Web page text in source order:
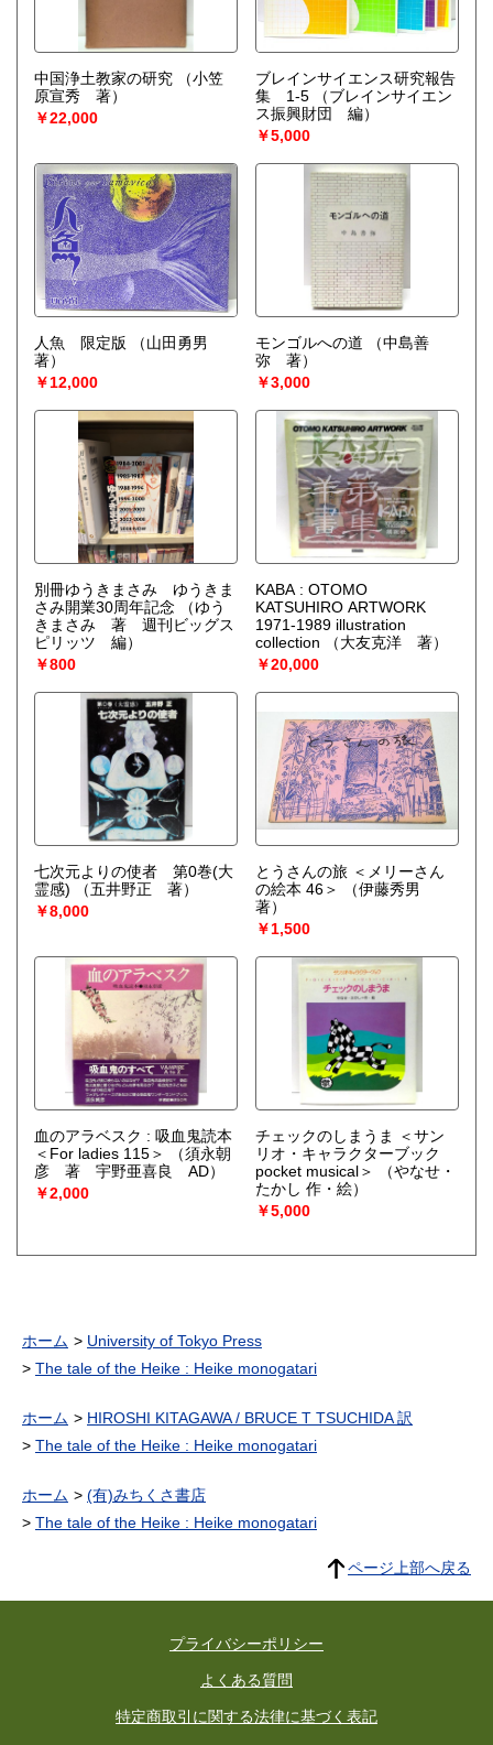
中国浄土教家の研究
（小笠
原宣秀 著）
￥22,000
ブレインサイエンス研究報告
集 1-5
（ブレインサイエン
ス振興財団 編）
￥5,000
人魚 限定版
（山田勇男
著）
￥12,000
モンゴルへの道
（中島善
弥 著）
￥3,000
別冊ゆうきまさみ ゆうきま
さみ開業30周年記念
（ゆう
きまさみ 著 週刊ビッグス
ピリッツ 編）
￥800
KABA : OTOMO
KATSUHIRO ARTWORK
1971-1989 illustration
collection
（大友克洋 著）
￥20,000
七次元よりの使者 第0巻(大
霊感)
（五井野正 著）
￥8,000
とうさんの旅 ＜メリーさん
の絵本 46＞
（伊藤秀男
著）
￥1,500
血のアラベスク : 吸血鬼読本
＜For ladies 115＞
（須永朝
彦 著 宇野亜喜良 AD）
￥2,000
チェックのしまうま ＜サン
リオ・キャラクターブック
pocket musical＞
（やなせ・
たかし 作・絵）
￥5,000
ホーム
University of Tokyo Press
The tale of the Heike : Heike monogatari
ホーム
HIROSHI KITAGAWA / BRUCE T TSUCHIDA 訳
The tale of the Heike : Heike monogatari
ホーム
(有)みちくさ書店
The tale of the Heike : Heike monogatari
ページ上部へ戻る
プライバシーポリシー
よくある質問
特定商取引に関する法律に基づく表記